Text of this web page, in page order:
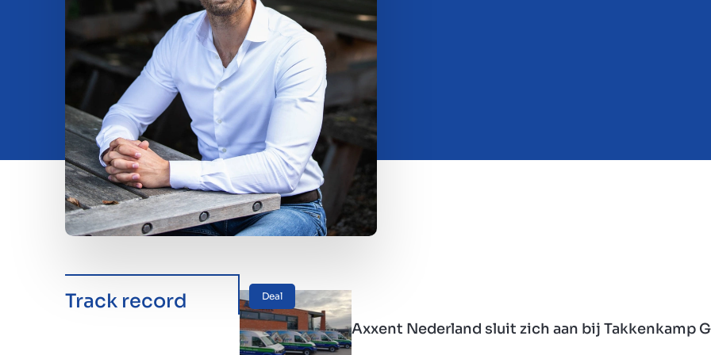
Investeren
Insights
Over ons
Track record Deal
Axxent Nederland sluit zich aan bij Takkenkamp